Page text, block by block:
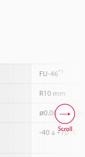
FU-46*1
R10 mm
ø0.005 mm
-40 a +70 °C
Scroll